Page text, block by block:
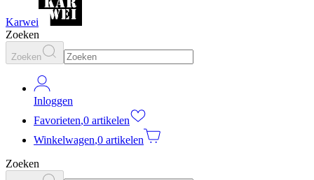
Karwei
Zoeken
Zoeken
Inloggen
Favorieten,0 artikelen
Winkelwagen,0 artikelen
Zoeken